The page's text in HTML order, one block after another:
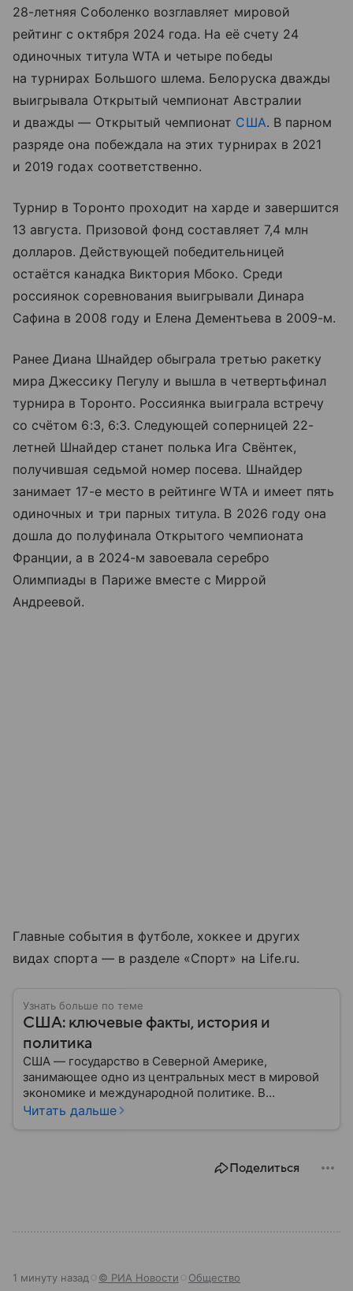
28-летняя Соболенко возглавляет мировой
рейтинг с октября 2024 года. На её счету 24
одиночных титула WTA и четыре победы
на турнирах Большого шлема. Белоруска дважды
выигрывала Открытый чемпионат Австралии
и дважды — Открытый чемпионат США. В парном
разряде она побеждала на этих турнирах в 2021
и 2019 годах соответственно.
Турнир в Торонто проходит на харде и завершится
13 августа. Призовой фонд составляет 7,4 млн
долларов. Действующей победительницей
остаётся канадка Виктория Мбоко. Среди
россиянок соревнования выигрывали Динара
Сафина в 2008 году и Елена Дементьева в 2009-м.
Ранее Диана Шнайдер обыграла третью ракетку
мира Джессику Пегулу и вышла в четвертьфинал
турнира в Торонто. Россиянка выиграла встречу
со счётом 6:3, 6:3. Следующей соперницей 22-
летней Шнайдер станет полька Ига Свёнтек,
получившая седьмой номер посева. Шнайдер
занимает 17-е место в рейтинге WTA и имеет пять
одиночных и три парных титула. В 2026 году она
дошла до полуфинала Открытого чемпионата
Франции, а в 2024-м завоевала серебро
Олимпиады в Париже вместе с Миррой
Андреевой.
Главные события в футболе, хоккее и других
видах спорта — в разделе «Спорт» на Life.ru.
Узнать больше по теме
США: ключевые факты, история и
политика
США — государство в Северной Америке,
занимающее одно из центральных мест в мировой
экономике и международной политике. В
материале — основные сведения об этой стране.
Читать дальше
Поделиться
1 минуту назад © РИА Новости Общество